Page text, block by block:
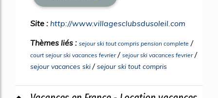
Site : http://www.villagesclubsdusoleil.com
Thèmes liés : sejour ski tout compris pension complete /
court sejour ski vacances fevrier/ sejour ski vacances fevrier/
sejour vacances ski /sejour ski tout compris